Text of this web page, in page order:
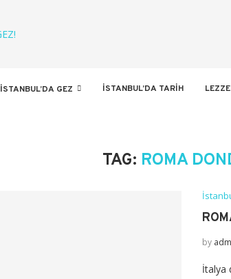
İSTANBUL’DA GEZ İSTANBUL’DA TARIH
TAG: ROMA
by
İtalya